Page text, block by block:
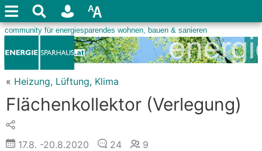
« Heizung, Lüftung, Klima
Flächenkollektor (Verlegung)
17.8. -20.8.2020 24
9